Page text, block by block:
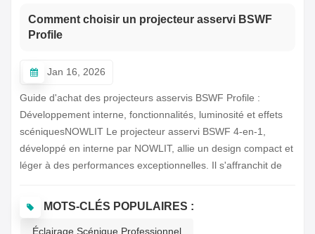
Comment choisir un projecteur asservi BSWF
Profile
Jan 16, 2026
Guide d'achat des projecteurs asservis BSWF Profile :
Développement interne, fonctionnalités, luminosité et effets
scéniquesNOWLIT Le projecteur asservi BSWF 4-en-1,
développé en interne par NOWLIT, allie un design compact et
léger à des performances exceptionnelles. Il s'affranchit de
une fonctionnalité complète, une luminosité élevée et un flux
lumineux stable, répondant ainsi avec souplesse aux besoins
MOTS-CLÉS POPULAIRES :
Éclairage Scénique Professionnel